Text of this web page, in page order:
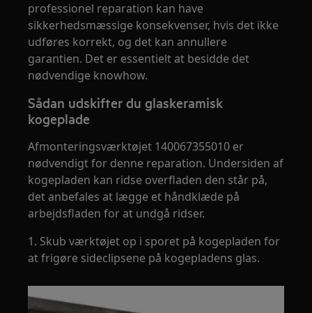
professionel reparation kan have
sikkerhedsmæssige konsekvenser, hvis det ikke
udføres korrekt, og det kan annullere
garantien. Det er essentielt at besidde det
nødvendige knowhow.
Sådan udskifter du glaskeramisk
kogeplade
Afmonteringsværktøjet 140067355010 er
nødvendigt for denne reparation. Undersiden af
kogepladen kan ridse overfladen den står på,
det anbefales at lægge et håndklæde på
arbejdsfladen for at undgå ridser.
1. Skub værktøjet op i sporet på kogepladen for
at frigøre sideclipsene på kogepladens glas.